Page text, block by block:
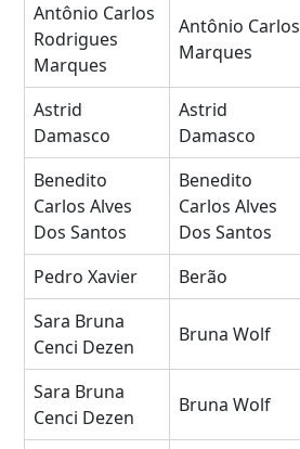
Antônio Carlos
Rodrigues
Marques
Antônio Carlos
Marques
Astrid
Damasco
Astrid
Damasco
Benedito
Carlos Alves
Dos Santos
Benedito
Carlos Alves
Dos Santos
Pedro Xavier
Berão
Sara Bruna
Cenci Dezen
Bruna Wolf
Sara Bruna
Cenci Dezen
Bruna Wolf